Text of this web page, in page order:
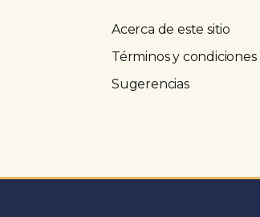
Acerca de este sitio
Términos y condiciones
Sugerencias